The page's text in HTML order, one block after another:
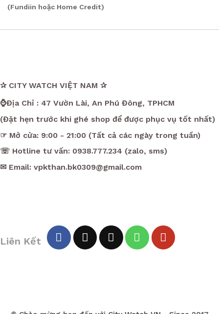
(Fundiin hoặc Home Credit)
✰ CITY WATCH VIỆT NAM ✰
⌚Địa Chỉ : 47 Vườn Lài, An Phú Đông, TPHCM
(Đặt hẹn trước khi ghé shop để được phục vụ tốt nhất)
☞ Mở cửa: 9:00 - 21:00 (Tất cả các ngày trong tuần)
☏ Hotline tư vấn: 0938.777.234 (zalo, sms)
✉ Email: vpkthan.bk0309@gmail.com
Liên Kết